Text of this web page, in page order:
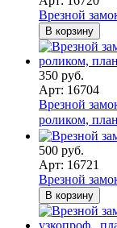
Врезной
В корзину
350 руб.
Арт: 16704
Врезной
роликом,
500 руб.
Арт: 16721
Врезной
В корзину